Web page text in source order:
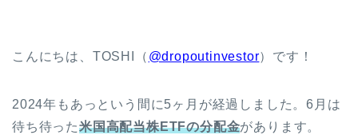
こんにちは、TOSHI（ @dropoutinvestor）です！
2024年もあっという間に5ヶ月が経過しました。6月は
待ち待った米国高配当株ETFの分配金があります。